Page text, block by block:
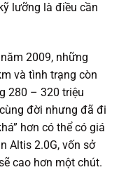
lưỡng là điều cần
2009, những
và tình trạng còn
280 – 320 triệu
đời nhưng đã đi
hơn có thể có giá
Altis 2.0G, vốn sở
cao hơn một chút.